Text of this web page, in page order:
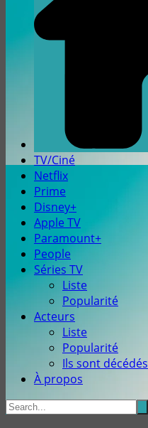
TV/Ciné
Netflix
Prime
Disney+
Apple TV
Paramount+
People
Séries TV
Liste
Popularité
Acteurs
Liste
Popularité
Ils sont décédés
À propos